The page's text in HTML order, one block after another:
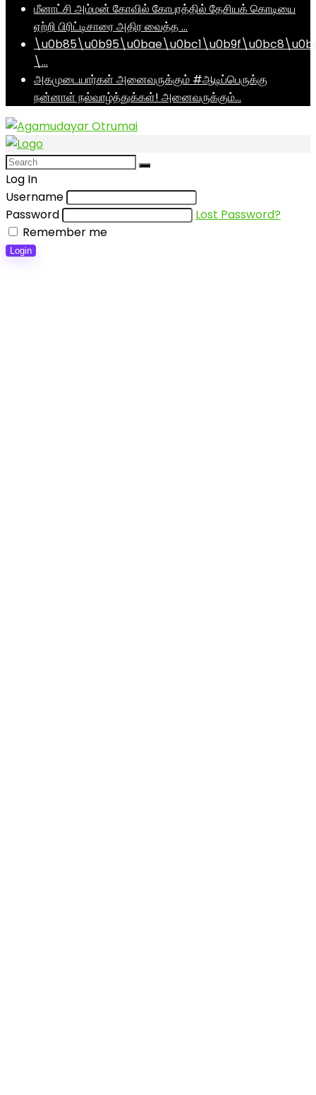
மீனாட்சி அம்மன் கோவில் கோபுரத்தில் தேசியக் கொடியை
ஏற்றி பிரிட்டிசாரை அதிர வைத்த …
\…
அகமுடையார்கள் அனைவருக்கும் #ஆடிப்பெருக்கு
நன்னாள் நல்வாழ்த்துக்கள்! அனைவருக்கும்…
Log In
Username
Password
Lost Password?
Remember me
Login